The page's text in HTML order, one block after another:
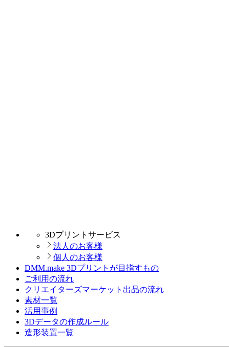
3Dプリントサービス
法人のお客様
個人のお客様
DMM.make 3Dプリントが目指すもの
ご利用の流れ
クリエイターズマーケット出品の流れ
素材一覧
活用事例
3Dデータの作成ルール
造形装置一覧